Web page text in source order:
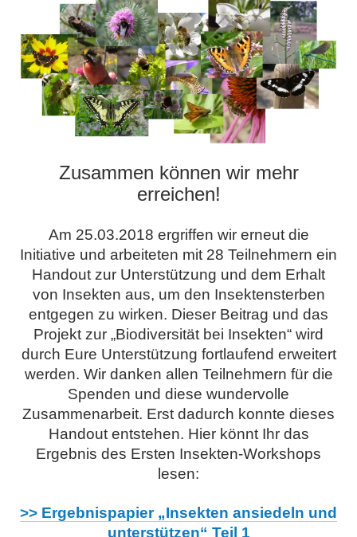
Zusammen können wir mehr
erreichen!
Am 25.03.2018 ergriffen wir erneut die
Initiative und arbeiteten mit 28 Teilnehmern ein
Handout zur Unterstützung und dem Erhalt
von Insekten aus, um den Insektensterben
entgegen zu wirken. Dieser Beitrag und das
Projekt zur „Biodiversität bei Insekten“ wird
durch Eure Unterstützung fortlaufend erweitert
werden. Wir danken allen Teilnehmern für die
Spenden und diese wundervolle
Zusammenarbeit. Erst dadurch konnte dieses
Handout entstehen. Hier könnt Ihr das
Ergebnis des Ersten Insekten-Workshops
lesen:
>> Ergebnispapier „Insekten ansiedeln und
unterstützen“ Teil 1